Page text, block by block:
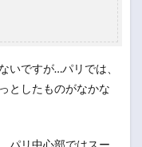
いですが…パリでは、
としたものがなかな
パリ中心部ではスー